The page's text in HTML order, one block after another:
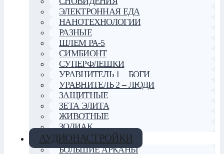
ЭЛЕКТРОННАЯ ЕДА
НАНОТЕХНОЛОГИИ
РАЗНЫЕ
ШЛЕМ РА-5
СИМБИОНТ
СУПЕРФЛЕШКИ
УРАВНИТЕЛЬ 1 – БОГИ
УРАВНИТЕЛЬ 2 – ЛЮДИ
ЗАЩИТНЫЕ
ЗЕТА ЭЛИТА
ЖИВОТНЫЕ
ЗОДИАК
АУДИОНАСТРОЙКИ
БОЛЬШИЕ АРКАНЫ